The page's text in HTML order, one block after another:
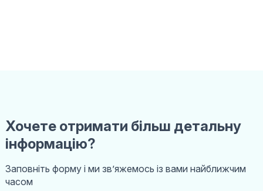
Хочете отримати більш детальну
інформацію?
Заповніть форму і ми звʼяжемось із вами найближчим
часом